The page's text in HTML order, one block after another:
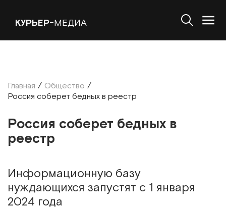
КУРЬЕР-МЕДИА
Главная / Общество /
Россия соберет бедных в реестр
Россия соберет бедных в
реестр
Информационную базу
нуждающихся запустят с 1 января
2024 года